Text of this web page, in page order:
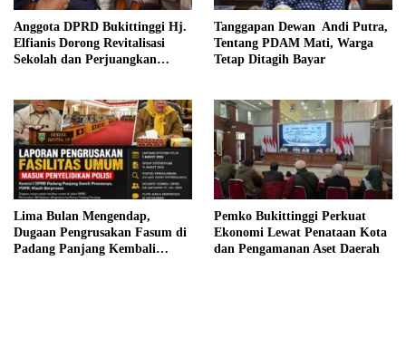
Anggota DPRD Bukittinggi Hj.
Elfianis Dorong Revitalisasi
Sekolah dan Perjuangkan
Tanggapan Dewan Andi Putra,
Tentang PDAM Mati, Warga
Tetap Ditagih Bayar
Lima Bulan Mengendap,
Dugaan Pengrusakan Fasum di
Padang Panjang Kembali
Pemko Bukittinggi Perkuat
Ekonomi Lewat Penataan Kota
dan Pengamanan Aset Daerah